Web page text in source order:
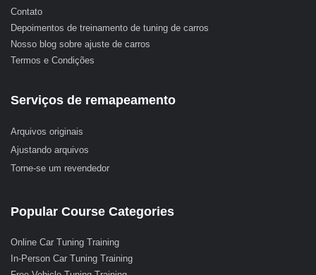
Contato
Depoimentos de treinamento de tuning de carros
Nosso blog sobre ajuste de carros
Termos e Condições
Serviços de remapeamento
Arquivos originais
Ajustando arquivos
Torne-se um revendedor
Popular Course Categories
Online Car Tuning Training
In-Person Car Tuning Training